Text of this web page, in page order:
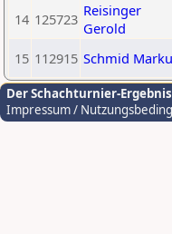
14 125723 Reisinger
Gerold
15 112915 Schmid
Der Schachturnier-
Impressum /